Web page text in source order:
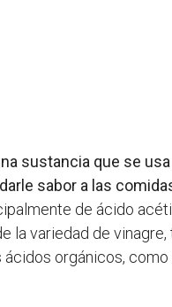
sustancia que se
sabor a las
de ácido
la variedad de
orgánicos,